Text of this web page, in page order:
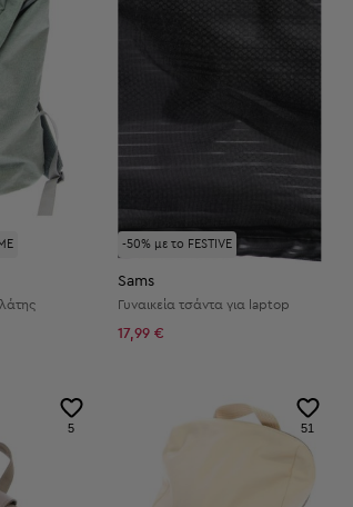
-50% με το FESTIVE
Sams
Γυναικεία τσάντα για laptop
17,99 €
5 51